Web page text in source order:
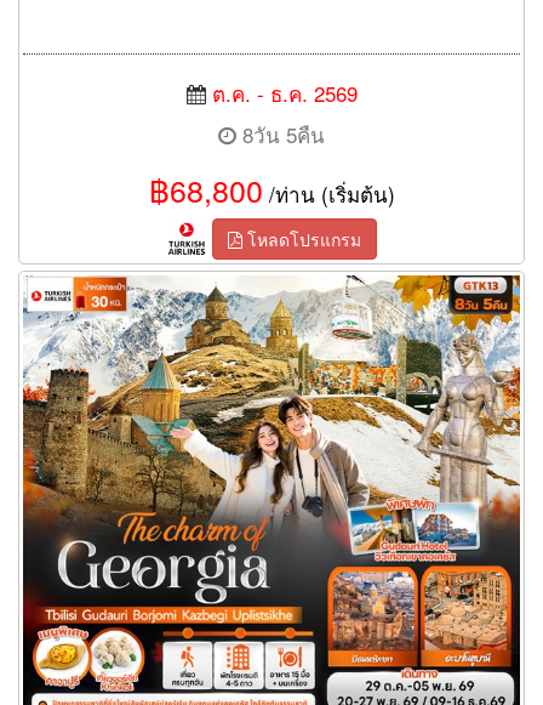
ต.ค. - ธ.ค. 2569
8วัน 5คืน
฿68,800 /ท่าน (เริ่มต้น)
โหลดโปรแกรม
ทัวร์จอร์เจีย The charm of Georgia Tbilisi Gudauri Borjomi
Kazbegi Uplistsikhe 8 วัน 5 คืน